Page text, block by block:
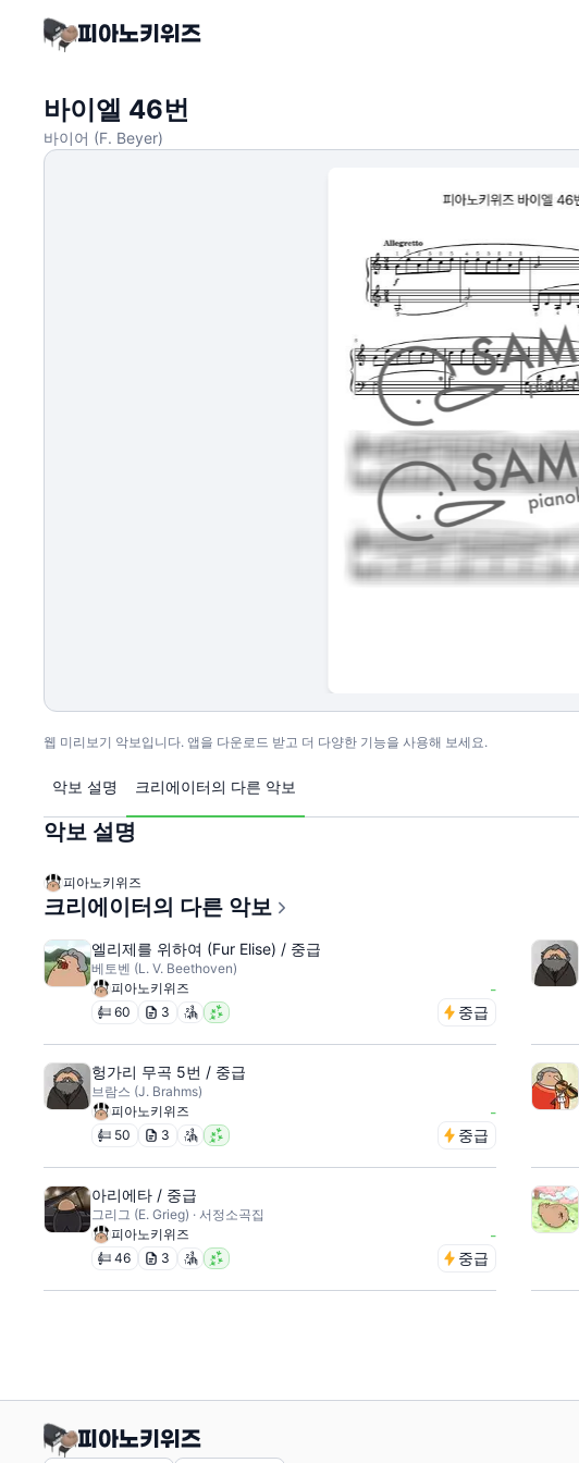
바이엘 46번
바이어 (F. Beyer)
웹 미리보기 악보입니다. 앱을 다운로드 받고 더 다양한 기능을 사용해 보세요.
악보 설명 크리에이터의 다른 악보
악보 설명
피아노키위즈
크리에이터의 다른 악보
엘리제를 위하여 (Fur Elise) / 중급
베토벤 (L. V. Beethoven)
피아노키위즈
-
60 3 중급
헝가리 무곡 5번 / 중급
브람스 (J. Brahms)
피아노키위즈
-
50 3 중급
아리에타 / 중급
그리그 (E. Grieg) · 서정소곡집
피아노키위즈
-
46 3 중급